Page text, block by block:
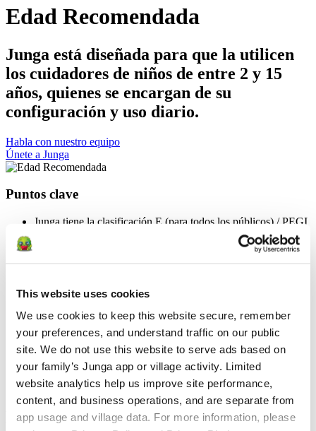
This website uses cookies
We use cookies to keep this website secure, remember
your preferences, and understand traffic on our public
site. We do not use this website to serve ads based on
your family’s Junga app or village activity. Limited
website analytics help us improve site performance,
content, and business operations, and are separate from
app usage and village data. For more information, please
Edad Recomendada
Junga está diseñada para que la utilicen
los cuidadores de niños de entre 2 y 15
años, quienes se encargan de su
configuración y uso diario.
Habla con nuestro equipo
Únete a Junga
Puntos clave
Junga tiene la clasificación E (para todos los públicos) / PEGI
Junga está diseñado para que lo configuren y lo administren
pretende ser un espacio acogedor, motivador y adecuado para
Junga está concebido como un espacio positivo y seguro
donde los Keeper puedan centrarse en el crecimiento, la
resiliencia, la confianza y el desarrollo saludable de sus hijos.
Junga no permite contenidos relacionados con temas políticos,
religiosos, de violencia, de apuestas, que provoquen miedo,
de consumo de sustancias o que sigan tendencias.
Edad Recomendada